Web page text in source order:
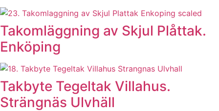
Takomläggning av Skjul Plåttak.
Enköping
Takbyte Tegeltak Villahus.
Strängnäs Ulvhäll